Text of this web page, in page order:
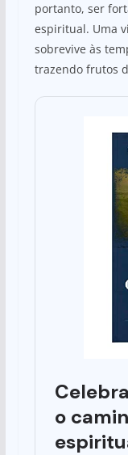
portanto, ser
espiritual. Uma
sobrevive às
trazendo frutos
o